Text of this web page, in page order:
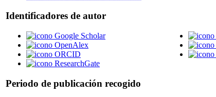
Identificadores de autor
Google Scholar
OpenAlex
ORCID
ResearchGate
Periodo de publicación recogido